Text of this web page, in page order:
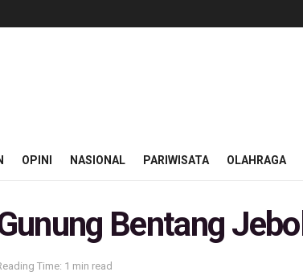
OPINI NASIONAL PARIWISATA OLAHRAGA
Bentang Jebol
Time: 1 min read